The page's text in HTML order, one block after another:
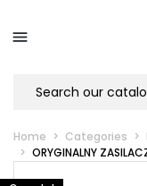

Home Categories
ORYGINALNY